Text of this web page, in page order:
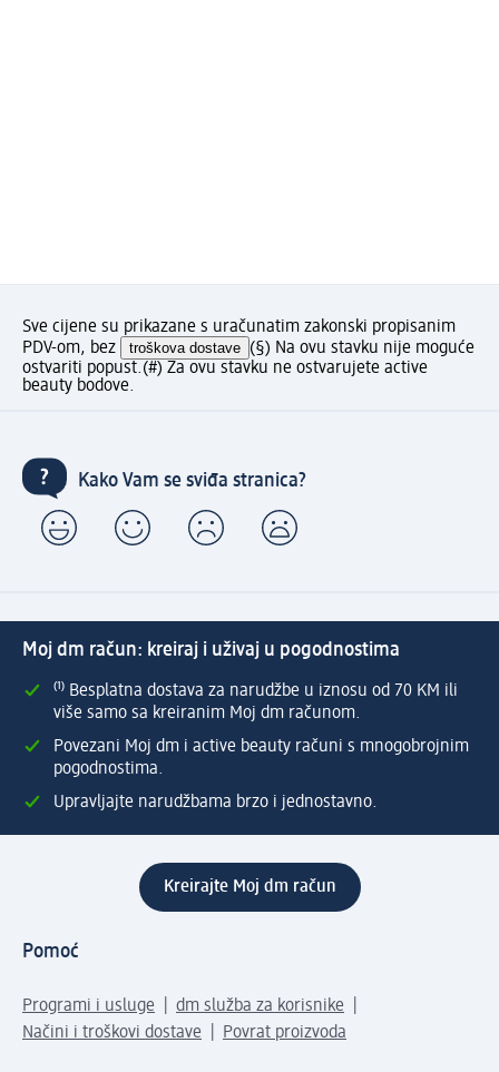
Sve cijene su prikazane s uračunatim zakonski propisanim
PDV-om, bez
troškova dostave (§) Na ovu stavku nije moguće
ostvariti popust.(#) Za ovu stavku ne ostvarujete active
beauty bodove.
Kako Vam se sviđa stranica?
Moj dm račun: kreiraj i uživaj u pogodnostima
⁽¹⁾ Besplatna dostava za narudžbe u iznosu od 70 KM ili
više samo sa kreiranim Moj dm računom.
Povezani Moj dm i active beauty računi s mnogobrojnim
pogodnostima.
Upravljajte narudžbama brzo i jednostavno.
Kreirajte Moj dm račun
Pomoć
Programi i usluge
dm služba za korisnike
Načini i troškovi dostave
Povrat proizvoda